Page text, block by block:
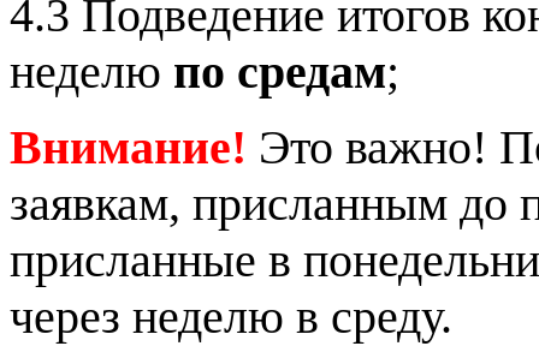
4.3 Подведение итогов
неделю по средам;
Внимание! Это важно!
заявкам, присланным до
присланные в
через неделю в среду.